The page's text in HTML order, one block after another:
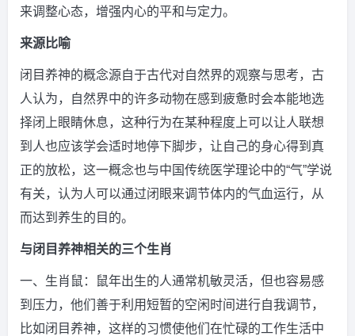
来调整心态，增强内心的平和与定力。
来源比喻
闭目养神的概念源自于古代对自然界的观察与思考，古
人认为，自然界中的许多动物在感到疲惫时会本能地选
择闭上眼睛休息，这种行为在某种程度上可以让人联想
到人也应该学会适时地停下脚步，让自己的身心得到真
正的放松，这一概念也与中国传统医学理论中的“气”学说
有关，认为人可以通过闭眼来调节体内的气血运行，从
而达到养生的目的。
与闭目养神相关的三个生肖
一、生肖鼠：鼠年出生的人通常机敏灵活，但也容易感
到压力，他们善于利用短暂的空闲时间进行自我调节，
比如闭目养神，这样的习惯使他们在忙碌的工作生活中